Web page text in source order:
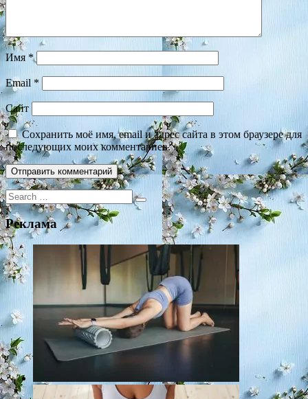
Имя *
Email *
Сайт
Сохранить моё имя, email и адрес сайта в этом браузере для
последующих моих комментариев.
Search
for:
Реклама